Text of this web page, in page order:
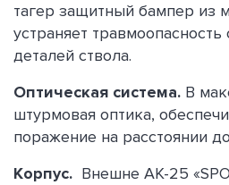
тагер защитный бампер из
устраняет
деталей ствола.
Оптическая система. В
штурмовая оптика,
поражение на расстоянии
Корпус. Внешне АК-25